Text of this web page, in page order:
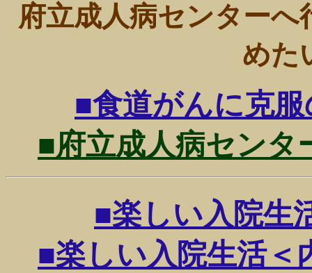
府立成人病センター
めた
■食道がんに克服
■府立成人病センタ
■楽しい入院生
■楽しい入院生活＜